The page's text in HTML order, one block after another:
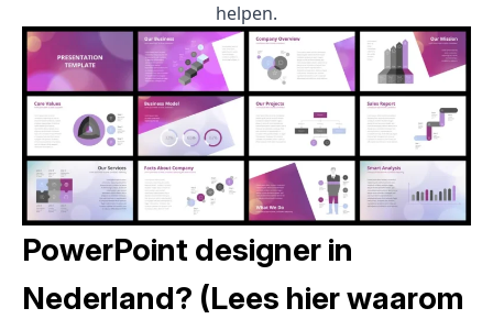
helpen.
PowerPoint designer in
Nederland? (Lees hier waarom